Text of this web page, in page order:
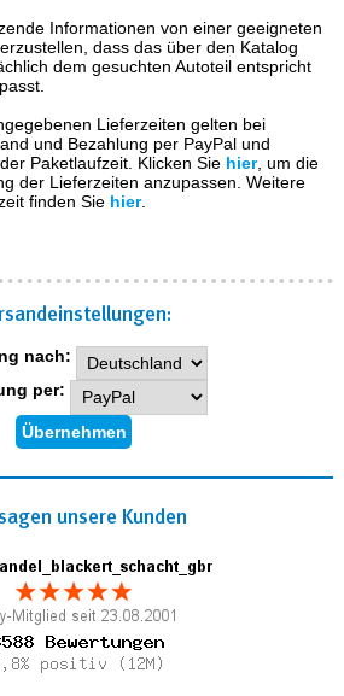
Informationen von einer geeigneten
dass das über den Katalog
dem gesuchten Autoteil entspricht
Lieferzeiten gelten bei
und Bezahlung per PayPal und
Paketlaufzeit. Klicken Sie hier, um die
der Lieferzeiten anzupassen. Weitere
finden Sie hier.
nach:
per:
unsere Kunden